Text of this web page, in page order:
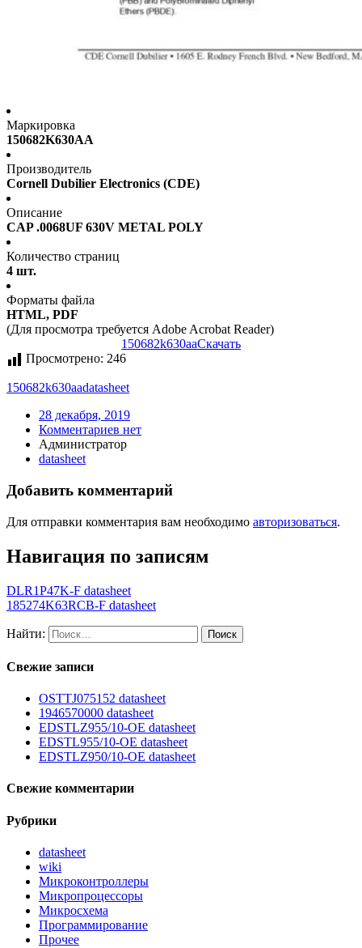
Маркировка
150682K630AA
Производитель
Cornell Dubilier Electronics (CDE)
Описание
CAP .0068UF 630V METAL POLY
Количество страниц
4 шт.
Форматы файла
HTML, PDF
(Для просмотра требуется Adobe Acrobat Reader)
150682k630aaСкачать
Просмотрено: 246
150682k630aadatasheet
28 декабря, 2019
Комментариев нет
Администратор
datasheet
Добавить комментарий
Для отправки комментария вам необходимо авторизоваться.
Навигация по записям
DLR1P47K-F datasheet
185274K63RCB-F datasheet
Найти:
Свежие записи
OSTTJ075152 datasheet
1946570000 datasheet
EDSTLZ955/10-OE datasheet
EDSTL955/10-OE datasheet
EDSTLZ950/10-OE datasheet
Свежие комментарии
Рубрики
datasheet
wiki
Микроконтроллеры
Микропроцессоры
Микросхема
Программирование
Прочее